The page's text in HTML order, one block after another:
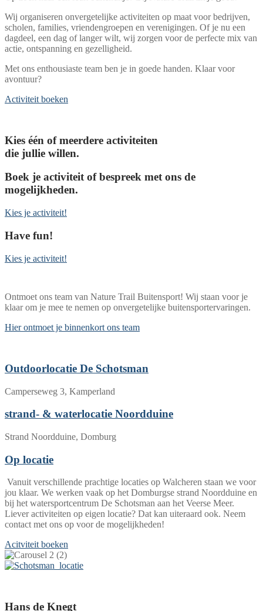
Wij organiseren onvergetelijke activiteiten op maat voor bedrijven,
scholen, families, vriendengroepen en verenigingen. Of je nu een
dagdeel, een dag of langer wilt, wij zorgen voor de perfecte mix van
actie, ontspanning en gezelligheid.
Met ons enthousiaste team ben je in goede handen. Klaar voor
avontuur?
Activiteit boeken
Kies één of meerdere activiteiten
die jullie willen.
Boek je activiteit of bespreek met ons de
mogelijkheden.
Kies je activiteit!
Have fun!
Kies je activiteit!
Ontmoet ons team van Nature Trail Buitensport! Wij staan voor je
klaar om je mee te nemen op onvergetelijke buitensportervaringen.
Hier ontmoet je binnenkort ons team
Outdoorlocatie De Schotsman
Camperseweg 3, Kamperland
strand- & waterlocatie Noordduine
Strand Noordduine, Domburg
Op locatie
Vanuit verschillende prachtige locaties op Walcheren staan we voor
jou klaar. We werken vaak op het Domburgse strand Noordduine en
bij het watersportcentrum De Schotsman aan het Veerse Meer.
Liever activiteiten op eigen locatie? Dat kan uiteraard ook. Neem
contact met ons op voor de mogelijkheden!
Acitviteit boeken
Hans de Knegt